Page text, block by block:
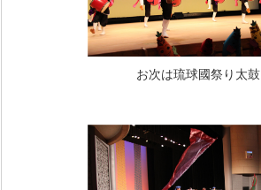
お次は琉球國祭り太鼓